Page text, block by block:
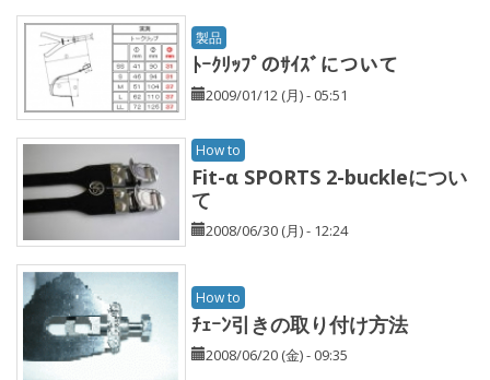
製品
ﾄｰｸﾘｯﾌﾟのｻｲｽﾞについて
2009/01/12 (月) - 05:51
How to
Fit-α SPORTS 2-buckleについ
て
2008/06/30 (月) - 12:24
How to
ﾁｪｰﾝ引きの取り付け方法
2008/06/20 (金) - 09:35